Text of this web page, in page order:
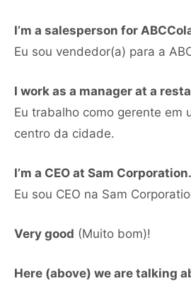
I’m a salesperson for
Eu sou vendedor(a) para a
I work as a manager at a
Eu trabalho como gerente em
centro da cidade.
I’m a CEO at Sam Corporation.
Eu sou CEO na Sam
Very good (Muito bom)!
Here (above) we are talking